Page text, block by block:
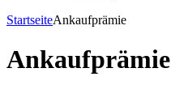
StartseiteAnkaufprämie
Ankaufprämie